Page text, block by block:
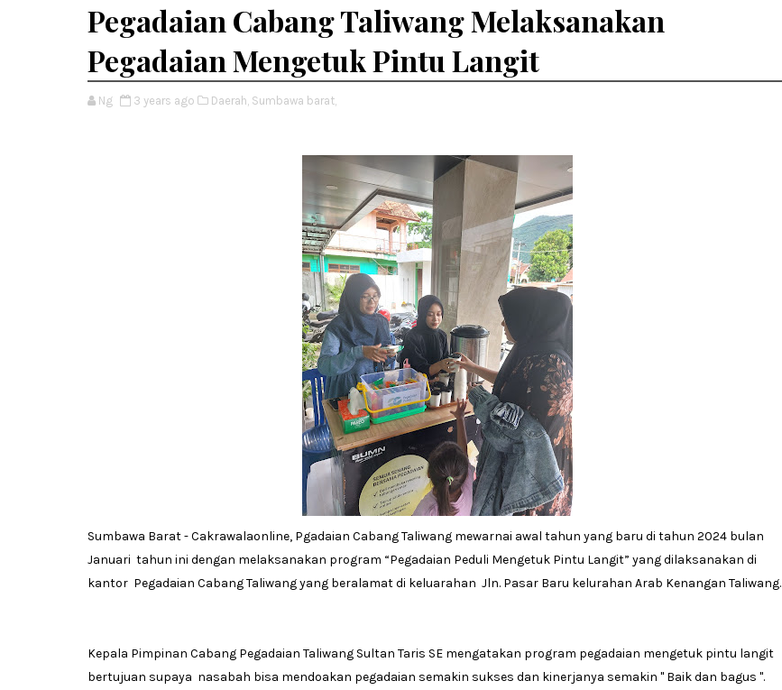
Pegadaian Cabang Taliwang Melaksanakan
Pegadaian Mengetuk Pintu Langit
Ng 3 years ago Daerah, Sumbawa barat,
Sumbawa Barat - Cakrawalaonline, Pgadaian Cabang Taliwang mewarnai awal tahun yang baru di tahun 2024 bulan
Januari tahun ini dengan melaksanakan program “Pegadaian Peduli Mengetuk Pintu Langit” yang dilaksanakan di
kantor Pegadaian Cabang Taliwang yang beralamat di keluarahan Jln. Pasar Baru kelurahan Arab Kenangan Taliwang.
Kepala Pimpinan Cabang Pegadaian Taliwang Sultan Taris SE mengatakan program pegadaian mengetuk pintu langit
bertujuan supaya nasabah bisa mendoakan pegadaian semakin sukses dan kinerjanya semakin " Baik dan bagus ".